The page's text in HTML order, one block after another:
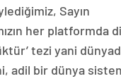
Sayın
her platformda
tezi yani
adil bir dünya